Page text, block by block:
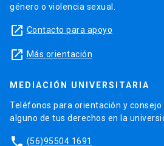
género o violencia sexual.
launch Contacto para apoyo
launch Más orientación
MEDIACIÓN UNIVERSITARIA
Teléfonos para orientación y consejo
alguno de tus derechos en la
phone (56)95504 1691